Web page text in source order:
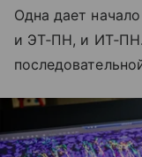
Одна дает
и ЭТ‑ПН, и